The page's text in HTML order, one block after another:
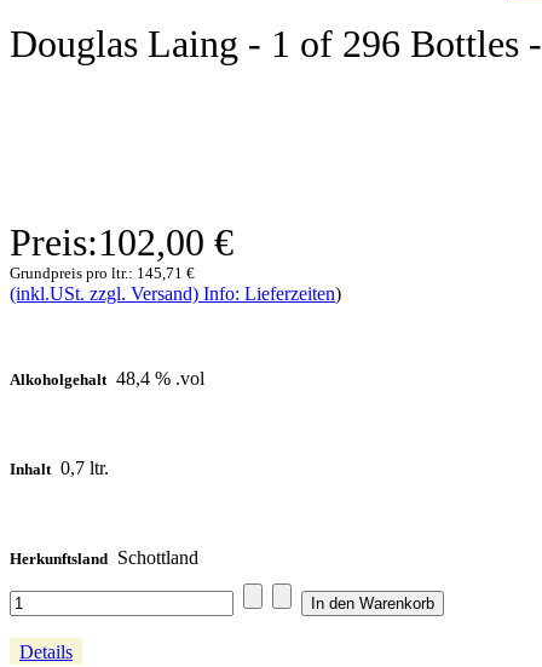
Douglas Laing - 1 of 296 Bottles
Preis:102,00 €
Grundpreis pro ltr.: 145,71 €
(inkl.USt. zzgl. Versand) Info: Lieferzeiten)
Alkoholgehalt 48,4 % .vol
Inhalt 0,7 ltr.
Herkunftsland Schottland
Details